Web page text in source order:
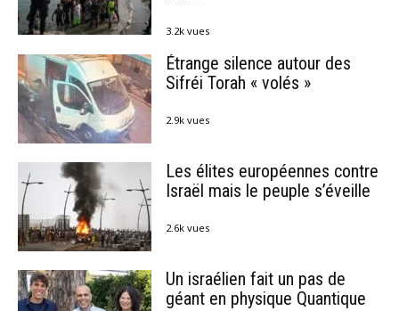
3.2k vues
Étrange silence autour des
Sifréi Torah « volés »
2.9k vues
Les élites européennes contre
Israël mais le peuple s’éveille
2.6k vues
Un israélien fait un pas de
géant en physique Quantique